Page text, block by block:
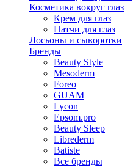
Косметика вокруг глаз
Крем для глаз
Патчи для глаз
Лосьоны и сыворотки
Бренды
Beauty Style
Mesoderm
Foreo
GUAM
Lycon
Epsom.pro
Beauty Sleep
Librederm
Batiste
Все бренды